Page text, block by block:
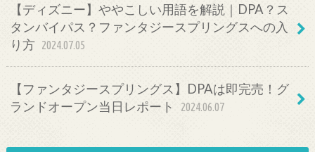
【ディズニー】ややこしい用語を解説｜DPA？ス
タンバイパス？ファンタジースプリングスへの入
り方 2024.07.05
【ファンタジースプリングス】DPAは即完売！グ
ランドオープン当日レポート
2024.06.07